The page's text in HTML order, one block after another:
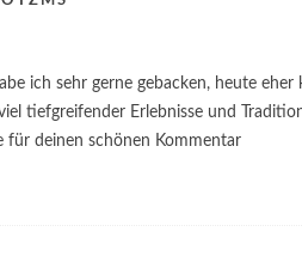
ich sehr gerne gebacken, heute eher
tiefgreifender Erlebnisse und
für deinen schönen Kommentar